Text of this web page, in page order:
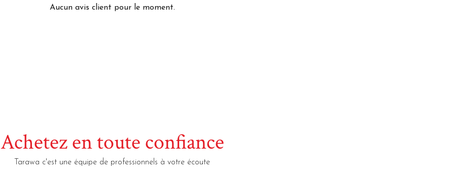
Aucun avis client pour le moment.
Achetez en toute confiance
Tarawa c'est une équipe de professionnels à votre écoute